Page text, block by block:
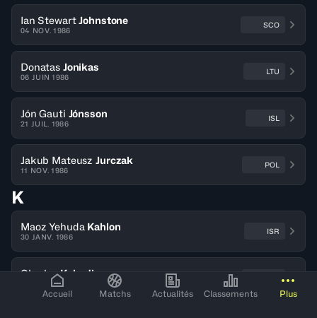
Accueil Matchs Actualités Classements Plus
Ian Stewart Johnstone
04 NOV. 1986
SCO
Donatas Jonikas
06 JUIN 1986
LTU
Jón Gauti Jónsson
21 JUIL. 1986
ISL
Jakub Mateusz Jurczak
11 NOV. 1986
POL
K
Maoz Yehuda Kahlon
30 JANV. 1986
ISR
Charles Kahudi
19 JUIL. 1986